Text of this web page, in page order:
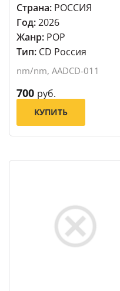
Страна: РОССИЯ
Год:2026
Жанр: POP
Тип: CD Россия
nm/nm, AADCD-011
700 руб.
КУПИТЬ